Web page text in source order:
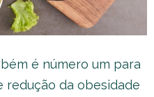
é número um para
redução da obesidade